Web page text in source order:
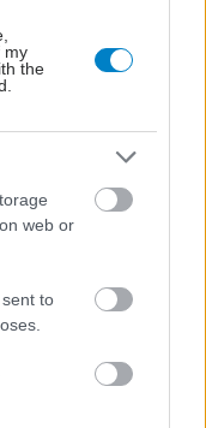
my
the
web or
to